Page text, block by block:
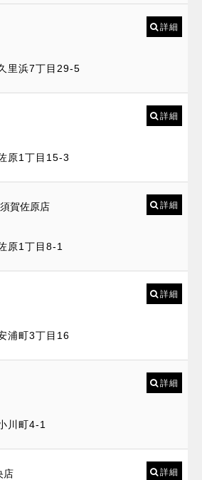
里浜7丁目29-5
詳細
原1丁目15-3
詳細
賀佐原店
原1丁目8-1
詳細
浦町3丁目16
詳細
川町4-1
詳細
店
詳細